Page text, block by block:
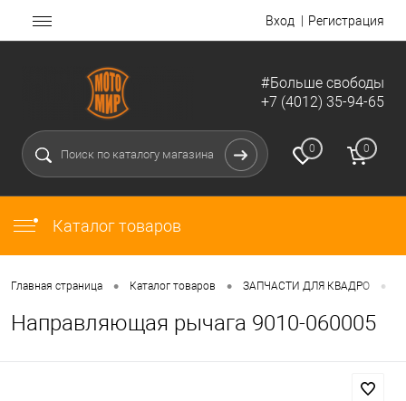
Вход Регистрация
#Больше свободы
+7 (4012) 35-94-65
0 0
Каталог товаров
Главная страница • Каталог товаров • ЗАПЧАСТИ ДЛЯ КВАДРО •
Направляющая рычага 9010-060005